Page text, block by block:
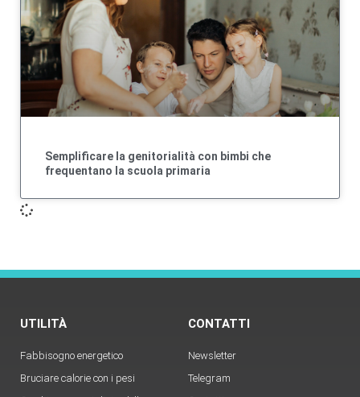
Semplificare la genitorialità con bimbi che
frequentano la scuola primaria
UTILITÀ
Fabbisogno energetico
Bruciare calorie con i pesi
CONTATTI
Newsletter
Telegram